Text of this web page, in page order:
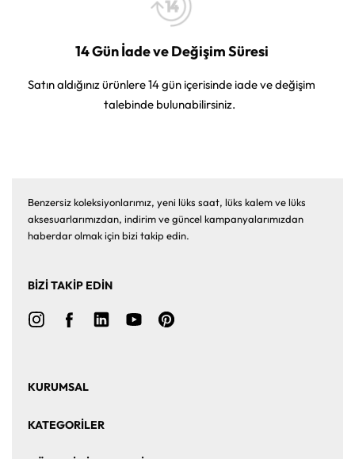
14 Gün İade ve Değişim Süresi
Satın aldığınız ürünlere 14 gün içerisinde iade ve değişim
talebinde bulunabilirsiniz.
Benzersiz koleksiyonlarımız, yeni lüks saat, lüks kalem ve lüks
aksesuarlarımızdan, indirim ve güncel kampanyalarımızdan
haberdar olmak için bizi takip edin.
BİZİ TAKİP EDİN
KURUMSAL
KATEGORİLER